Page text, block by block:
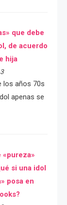
que debe
de acuerdo
hija
los años 70s
apenas se
«pureza»
si una idol
posa en